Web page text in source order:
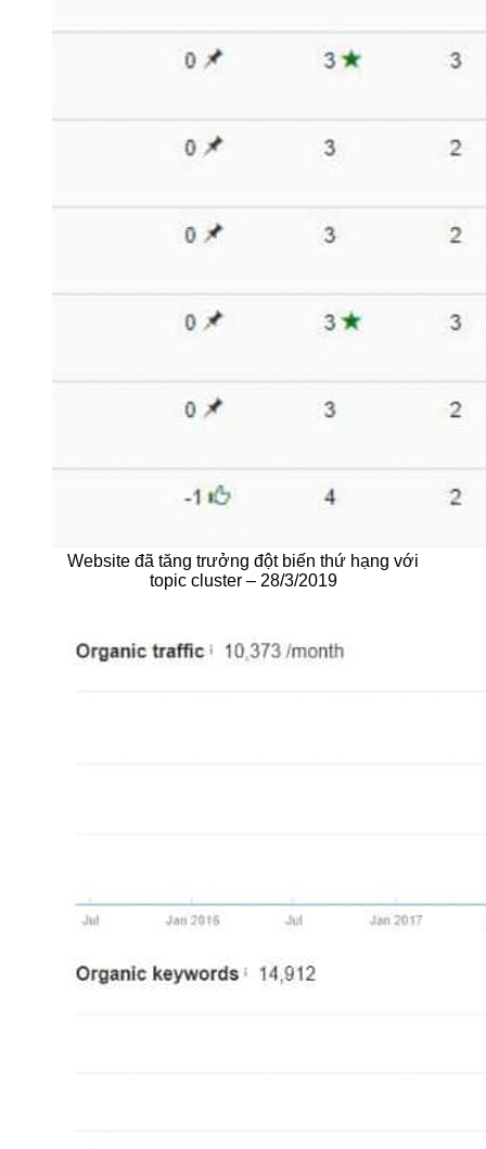
Website đã tăng trưởng đột biến thứ hạng với
topic cluster – 28/3/2019